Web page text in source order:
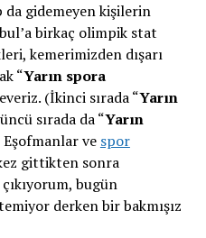
gidemeyen kişilerin
birkaç olimpik stat
kemerimizden dışarı
“Yarın spora
(İkinci sırada “Yarın
sırada da “Yarın
Eşofmanlar ve spor
gittikten sonra
bugün
derken bir bakmışız